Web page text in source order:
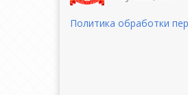
Политика обработки